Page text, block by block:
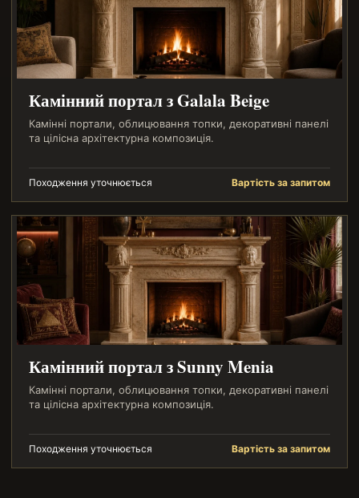
Камінний портал з Galala Beige
Камінні портали, облицювання топки, декоративні панелі
та цілісна архітектурна композиція.
Походження уточнюється Вартість за запитом
Камінний портал з Sunny Menia
Камінні портали, облицювання топки, декоративні панелі
та цілісна архітектурна композиція.
Походження уточнюється Вартість за запитом